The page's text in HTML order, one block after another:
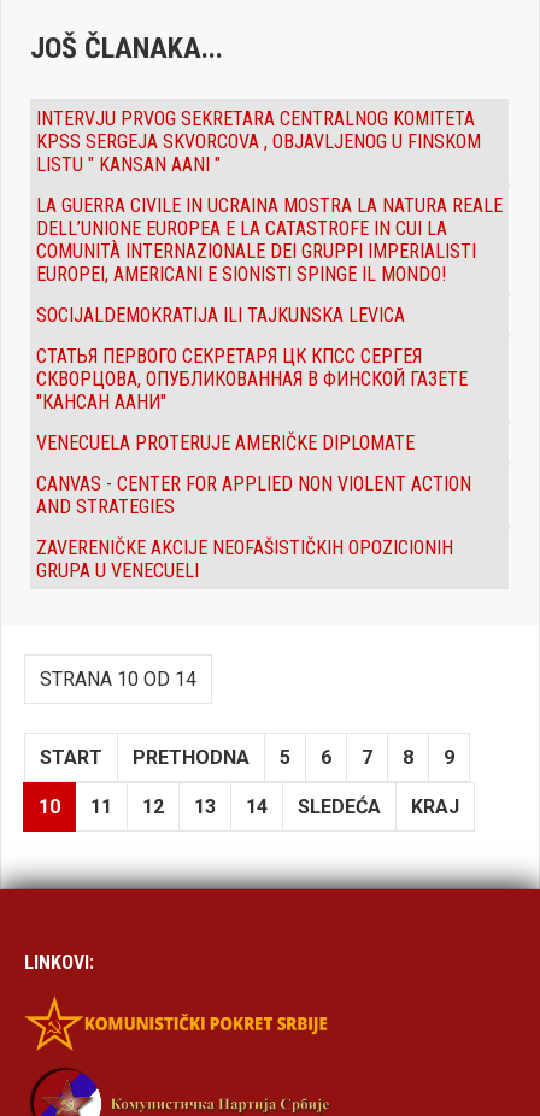
JOŠ ČLANAKA...
INTERVJU PRVOG SEKRETARA CENTRALNOG KOMITETA
KPSS SERGEJA SKVORCOVA , OBJAVLJENOG U FINSKOM
LISTU " KANSAN AANI "
LA GUERRA CIVILE IN UCRAINA MOSTRA LA NATURA REALE
DELL’UNIONE EUROPEA E LA CATASTROFE IN CUI LA
COMUNITÀ INTERNAZIONALE DEI GRUPPI IMPERIALISTI
EUROPEI, AMERICANI E SIONISTI SPINGE IL MONDO!
SOCIJALDEMOKRATIJA ILI TAJKUNSKA LEVICA
СТАТЬЯ ПЕРВОГО СЕКРЕТАРЯ ЦК КПСС СЕРГЕЯ
СКВОРЦОВА, ОПУБЛИКОВАННАЯ В ФИНСКОЙ ГАЗЕТЕ
"КАНСАН ААНИ"
VENECUELA PROTERUJE AMERIČKE DIPLOMATE
CANVAS - CENTER FOR APPLIED NON VIOLENT ACTION
AND STRATEGIES
ZAVERENIČKE AKCIJE NEOFAŠISTIČKIH OPOZICIONIH
GRUPA U VENECUELI
STRANA 10 OD 14
START PRETHODNA 5 6 7 8 9
10 11 12 13 14 SLEDEĆA KRAJ
LINKOVI: